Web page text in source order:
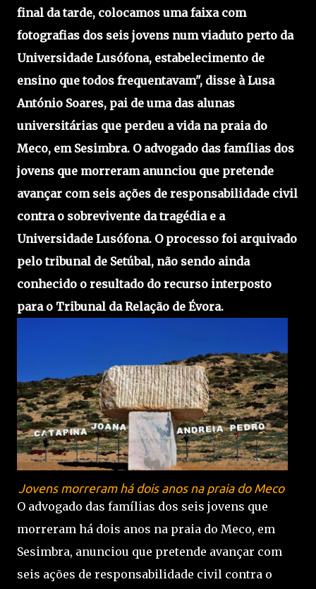
final da tarde, colocamos uma faixa com
fotografias dos seis jovens num viaduto perto da
Universidade Lusófona, estabelecimento de
ensino que todos frequentavam", disse à Lusa
António Soares, pai de uma das alunas
universitárias que perdeu a vida na praia do
Meco, em Sesimbra. O advogado das famílias dos
jovens que morreram anunciou que pretende
avançar com seis ações de responsabilidade civil
contra o sobrevivente da tragédia e a
Universidade Lusófona. O processo foi arquivado
pelo tribunal de Setúbal, não sendo ainda
conhecido o resultado do recurso interposto
para o Tribunal da Relação de Évora.
Jovens morreram há dois anos na praia do Meco
O advogado das famílias dos seis jovens que
morreram há dois anos na praia do Meco, em
Sesimbra, anunciou que pretende avançar com
seis ações de responsabilidade civil contra o